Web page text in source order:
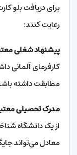
برای دریافت بلو
رعایت کنند:
پیشنهاد شغلی
کارفرمای آلمانی
مطابقت داشته
مدرک تحصیلی
از یک دانشگاه
معادل می‌تواند